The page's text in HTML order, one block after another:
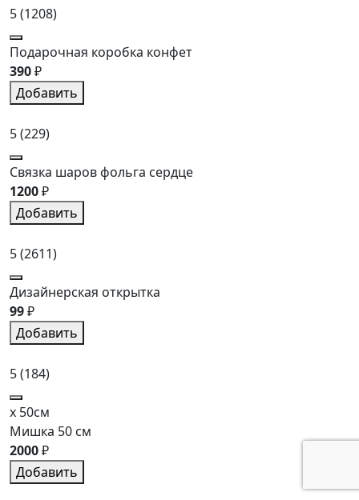
5(1208)
Подарочная коробка конфет
390₽
Добавить
5(229)
Связка шаров фольга сердце
1200₽
Добавить
5(2611)
Дизайнерская открытка
99₽
Добавить
5(184)
x 50см
Мишка 50 см
2000₽
Добавить